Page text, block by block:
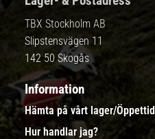
TBX Stockholm AB
Slipstensvägen 11
142 50 Skogås
Information
Hämta på vårt lager/
Hur handlar jag?